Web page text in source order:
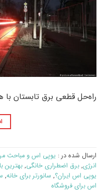
راه‌حل قطعی برق تابستان با هونامیک
ارسال شده در : یوپی اس و مباحث
انرژی, برق اضطراری خانگی, بهترین
یوپی اس ایران؟, سانورتر برای خانه,
اس برای فروشگاه